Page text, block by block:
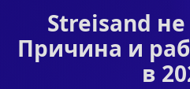
Streisand не
Причина и
в